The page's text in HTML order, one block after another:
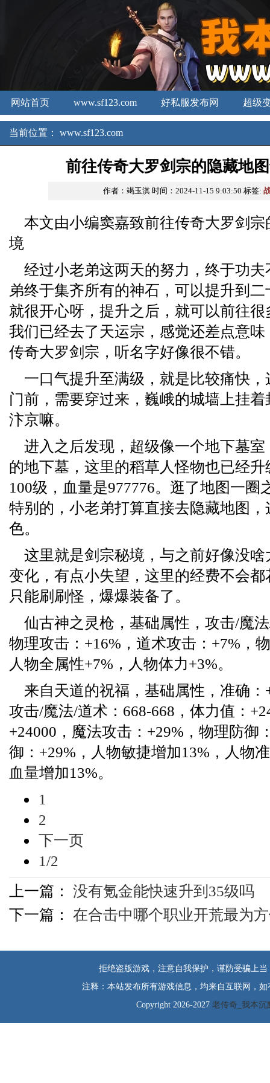
网站首页 www.sf123.com 好私服发布网
超级
新开传奇3发布网
新开合击
中国传奇私服
当前位置： www.sf123.com
前往传奇大罗剑宗的隐藏地
作者：竭玉淇 时间：2024-11-15 9:03:50 标签:
本文由小编窦嘉致前往传奇大罗剑
境
经过小老弟这两天的努力，终于功
弟终于集齐所有的神石，可以提升到
就很开心呀，提升之后，就可以前往
我们已经去了天运宗，感觉还差点意
传奇大罗剑宗，听名字好像很不错。
一口气提升至满级，就是比较痛快
门前，需要穿过来，巍峨的城墙上挂
汴京嘛。
进入之后发现，超级像一个地下墓
的地下墓，这里的稻草人怪物也已经
100级，血量是977776。逛了地图一圈
特别的，小老弟打算直接去隐藏地图
色。
这里就是剑宗秘境，与之前好像没
变化，有点小失望，这里的经费不会
只能刷刷怪，爆爆装备了。
仙古神之灵枪，基础属性，攻击/魔
物理攻击：+16%，道术攻击：+7%，
人物全属性+7%，人物体力+3%。
来自天道的祝福，基础属性，准确：
攻击/魔法/道术：668-668，体力值：
+24000，魔法攻击：+29%，物理防御
御：+29%，人物敏捷增加13%，人物
血量增加13%。
1
2
下一页
1/2
上一篇： 没有氪金能快速升到35级吗
下一篇： 在合击中哪个职业开荒最为
拒绝盗版游戏，注意自我保护，谨防受骗上
注释：本站发布所有游戏信息，均来自互联网，
Copyright 2026-2027 老传奇_我本沉